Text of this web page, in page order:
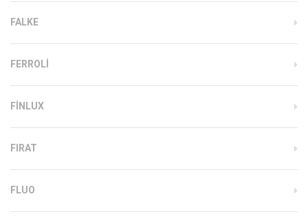
FALKE
FERROLI
FINLUX
FIRAT
FLUO